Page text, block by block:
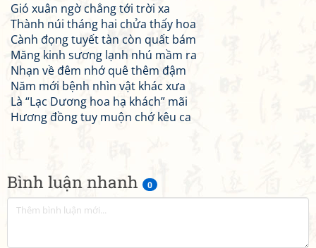
Bình luận nhanh 0
Gió xuân ngờ chẳng tới trời xa
Thành núi tháng hai chửa thấy hoa
Cành đọng tuyết tàn còn quất bám
Măng kinh sương lạnh nhú mầm ra
Nhạn về đêm nhớ quê thêm đậm
Năm mới bệnh nhìn vật khác xưa
Là “Lạc Dương hoa hạ khách” mãi
Hương đồng tuy muộn chớ kêu ca